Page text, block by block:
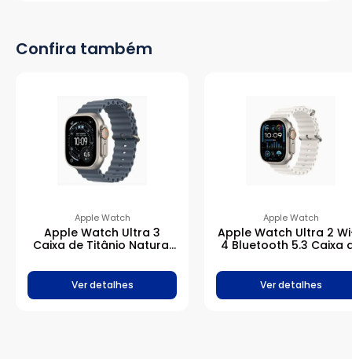
Confira também
Apple Watch
Apple Watch Ultra 3
Caixa de Titânio Natural
Azul-âncora
Ver detalhes
Apple Watch
Apple Watch Ultra 2
4 Bluetooth 5.3 Caixa
Pulseira Oceano
Ver detalhes